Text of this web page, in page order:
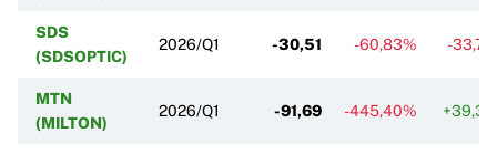
SDS
(SDSOPTIC)
2026/Q1 -30,51 -60,83% -
MTN
(MILTON)
2026/Q1 -91,69 -445,40%